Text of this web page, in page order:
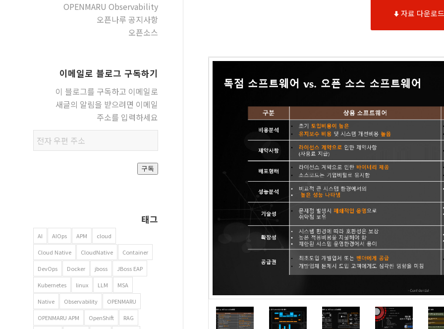
자료 다운로
OPENMARU Observability
오픈나루 공지사항
오픈소스
이메일로 블로그 구독하기
이 블로그를 구독하고 이메일로
새글의 알림을 받으려면 이메일
주소를 입력하세요
우편
주소
구독
태그
AI AIOps APM cloud
Cloud Native CloudNative Container
DevOps Docker jboss JBoss EAP
Kubernetes linux LLM MSA
Native Observability OPENMARU
OPENMARU APM OpenShift RAG